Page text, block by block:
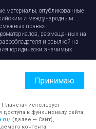
материалы, опубликованные
и международным
смежных правах.
размещенных на
и ссылкой на
юридически значимых
персональных данных
Принимаю
использует
к функционалу сайта
(далее — Сайт),
контента,